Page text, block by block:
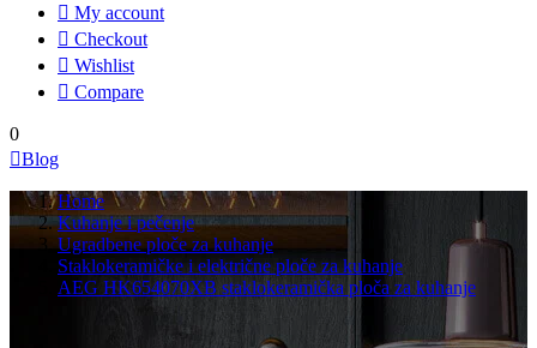
 My account
 Checkout
 Wishlist
 Compare
0
Blog
Home
Kuhanje i pečenje
Ugradbene ploče za kuhanje
Staklokeramičke i električne ploče za kuhanje
AEG HK654070XB staklokeramička ploča za kuhanje